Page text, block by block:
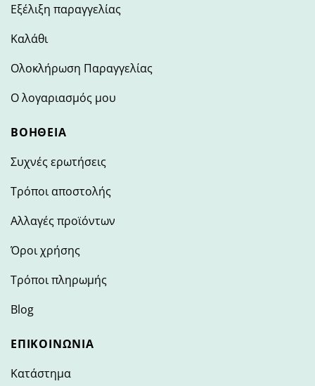
Εξέλιξη παραγγελίας
Καλάθι
Ολοκλήρωση Παραγγελίας
Ο λογαριασμός μου
ΒΟΉΘΕΙΑ
Συχνές ερωτήσεις
Τρόποι αποστολής
Αλλαγές προϊόντων
Όροι χρήσης
Τρόποι πληρωμής
Blog
ΕΠΙΚΟΙΝΩΝΊΑ
Κατάστημα